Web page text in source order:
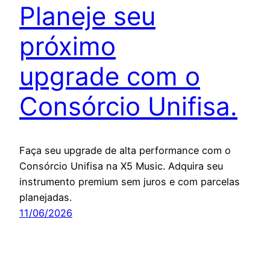
Planeje seu
próximo
upgrade com o
Consórcio Unifisa.
Faça seu upgrade de alta performance com o
Consórcio Unifisa na X5 Music. Adquira seu
instrumento premium sem juros e com parcelas
planejadas.
11/06/2026